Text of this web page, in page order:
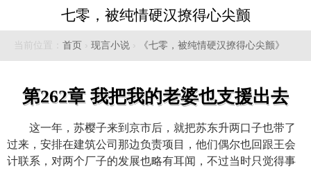
七零，被纯情硬汉撩得心尖颤
当前位置： 首页 › 现言小说 › 《七零，被纯情硬汉撩得心尖颤》
第262章 我把我的老婆也支援出去
这一年，苏樱子来到京市后，就把苏东升两口子也带了
过来，安排在建筑公司那边负责项目，他们偶尔也回跟王会
计联系，对两个厂子的发展也略有耳闻，不过当时只觉得事